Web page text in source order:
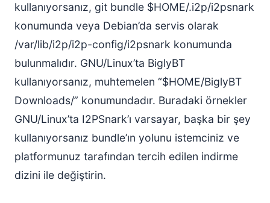
kullanıyorsanız, git bundle $HOME/.i2p/i2psnark
konumunda veya Debian’da servis olarak
/var/lib/i2p/i2p-config/i2psnark konumunda
bulunmalıdır. GNU/Linux’ta BiglyBT
kullanıyorsanız, muhtemelen “$HOME/BiglyBT
Downloads/” konumundadır. Buradaki örnekler
GNU/Linux’ta I2PSnark’ı varsayar, başka bir şey
kullanıyorsanız bundle’ın yolunu istemciniz ve
platformunuz tarafından tercih edilen indirme
dizini ile değiştirin.